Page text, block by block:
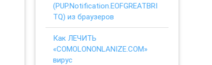
(PUP.Notification.EOFGREATBRI
TQ) из браузеров
Как ЛЕЧИТЬ
«COMOLONONLANIZE.COM»
вирус